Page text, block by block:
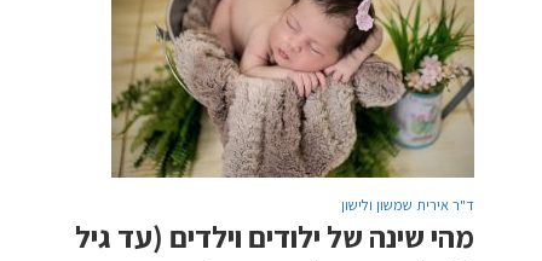
ד"ר אירית שמשון ולישון
מהי שינה של ילודים וילדים (עד גיל